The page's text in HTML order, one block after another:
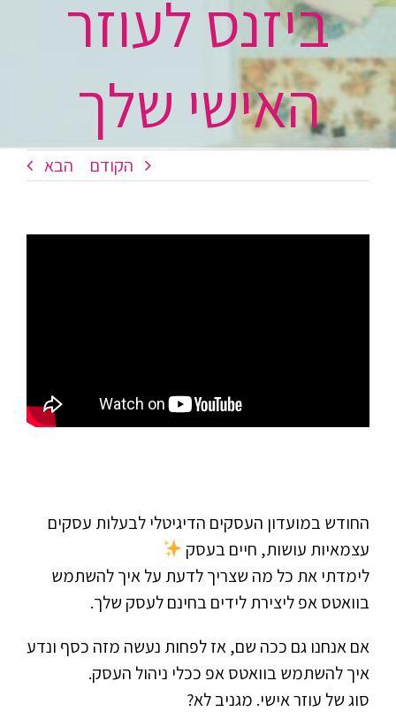
ביזנס לעוזר
האישי שלך
הקודם הבא
החודש במועדון העסקים הדיגיטלי לבעלות עסקים
עצמאיות עושות, חיים בעסק
לימדתי את כל מה שצריך לדעת על איך להשתמש
בוואטס אפ ליצירת לידים בחינם לעסק שלך.
אם אנחנו גם ככה שם, אז לפחות נעשה מזה כסף ונדע
איך להשתמש בוואטס אפ ככלי ניהול העסק.
סוג של עוזר אישי. מגניב לא?